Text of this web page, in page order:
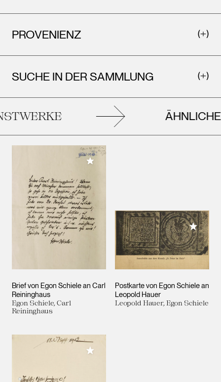
PROVENIENZ
SUCHE IN DER SAMMLUNG
ÄHNLICHE
Brief von Egon Schiele an Carl
Reininghaus
Egon Schiele, Carl
Reininghaus
Meiner Sammlung hinzufügen
Postkarte von Egon Schiele an
Leopold Hauer
Leopold Hauer, Egon Schiele
Meiner
Meiner Sammlung hinzufügen